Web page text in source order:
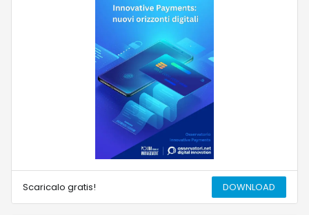
Scaricalo gratis! DOWNLOAD